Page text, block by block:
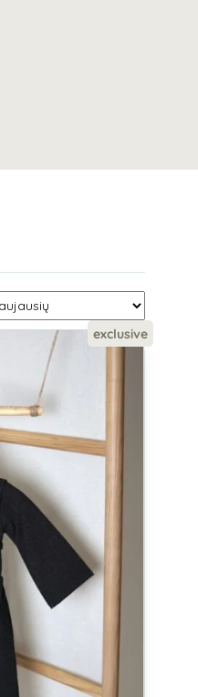
exclusive